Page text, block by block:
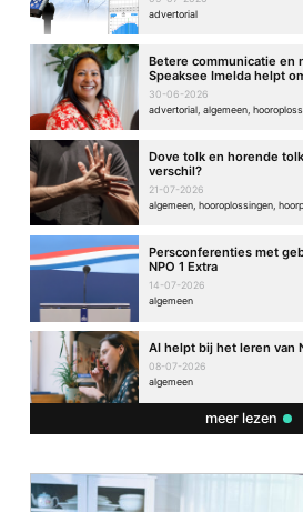
advertorial
Betere communicatie en
Speaksee Imelda helpt
30-06-2026
advertorial, algemeen,
Dove tolk en horende
verschil?
21-07-2026
Persconferenties met
NPO 1 Extra
14-07-2026
algemeen
AI helpt bij het leren van
08-07-2026
algemeen
meer lezen